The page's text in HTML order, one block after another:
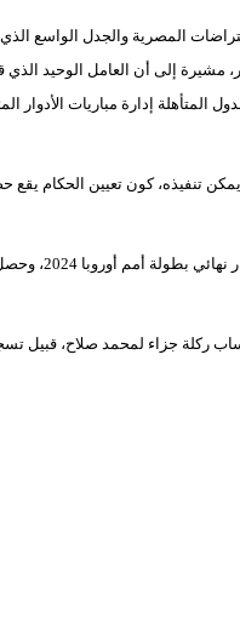
المصرية والجدل الواسع الذي
مشيرة إلى أن العامل الوحيد
إدارة مباريات الأدوار
تنفيذه، كون تعيين الحكام
وختمت 'ليكيب' تقريرها
جزاء لمحمد صلاح، قبيل